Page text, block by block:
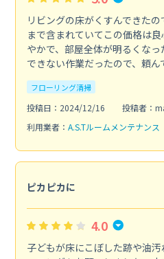
リビングの床がくすんできた
まで含まれていてこの価格は
やかで、部屋全体が明るくな
できない作業だったので、頼ん
フローリング清掃
投稿日：2024/12/16
投稿者：
利用業者： A.S.Tルームメンテナンス
ピカピカに
4.0
子どもが床にこぼした跡や油